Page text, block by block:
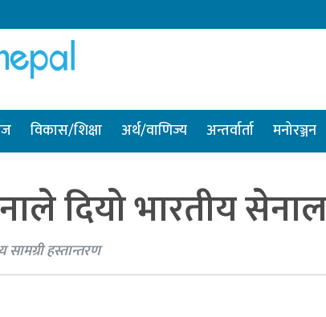
विकास/शिक्षा अर्थ/वाणिज्य अन्तर्वार्ता मनोरञ्जन
दियो भारतीय
सामग्री हस्तान्तरण